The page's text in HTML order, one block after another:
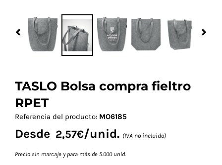
Previous
TASLO Bolsa compra fieltro
RPET
Referencia del producto: MO6185
Desde 2,57€/unid. (IVA no incluido)
Precio sin marcaje y para más de 5.000 unid.